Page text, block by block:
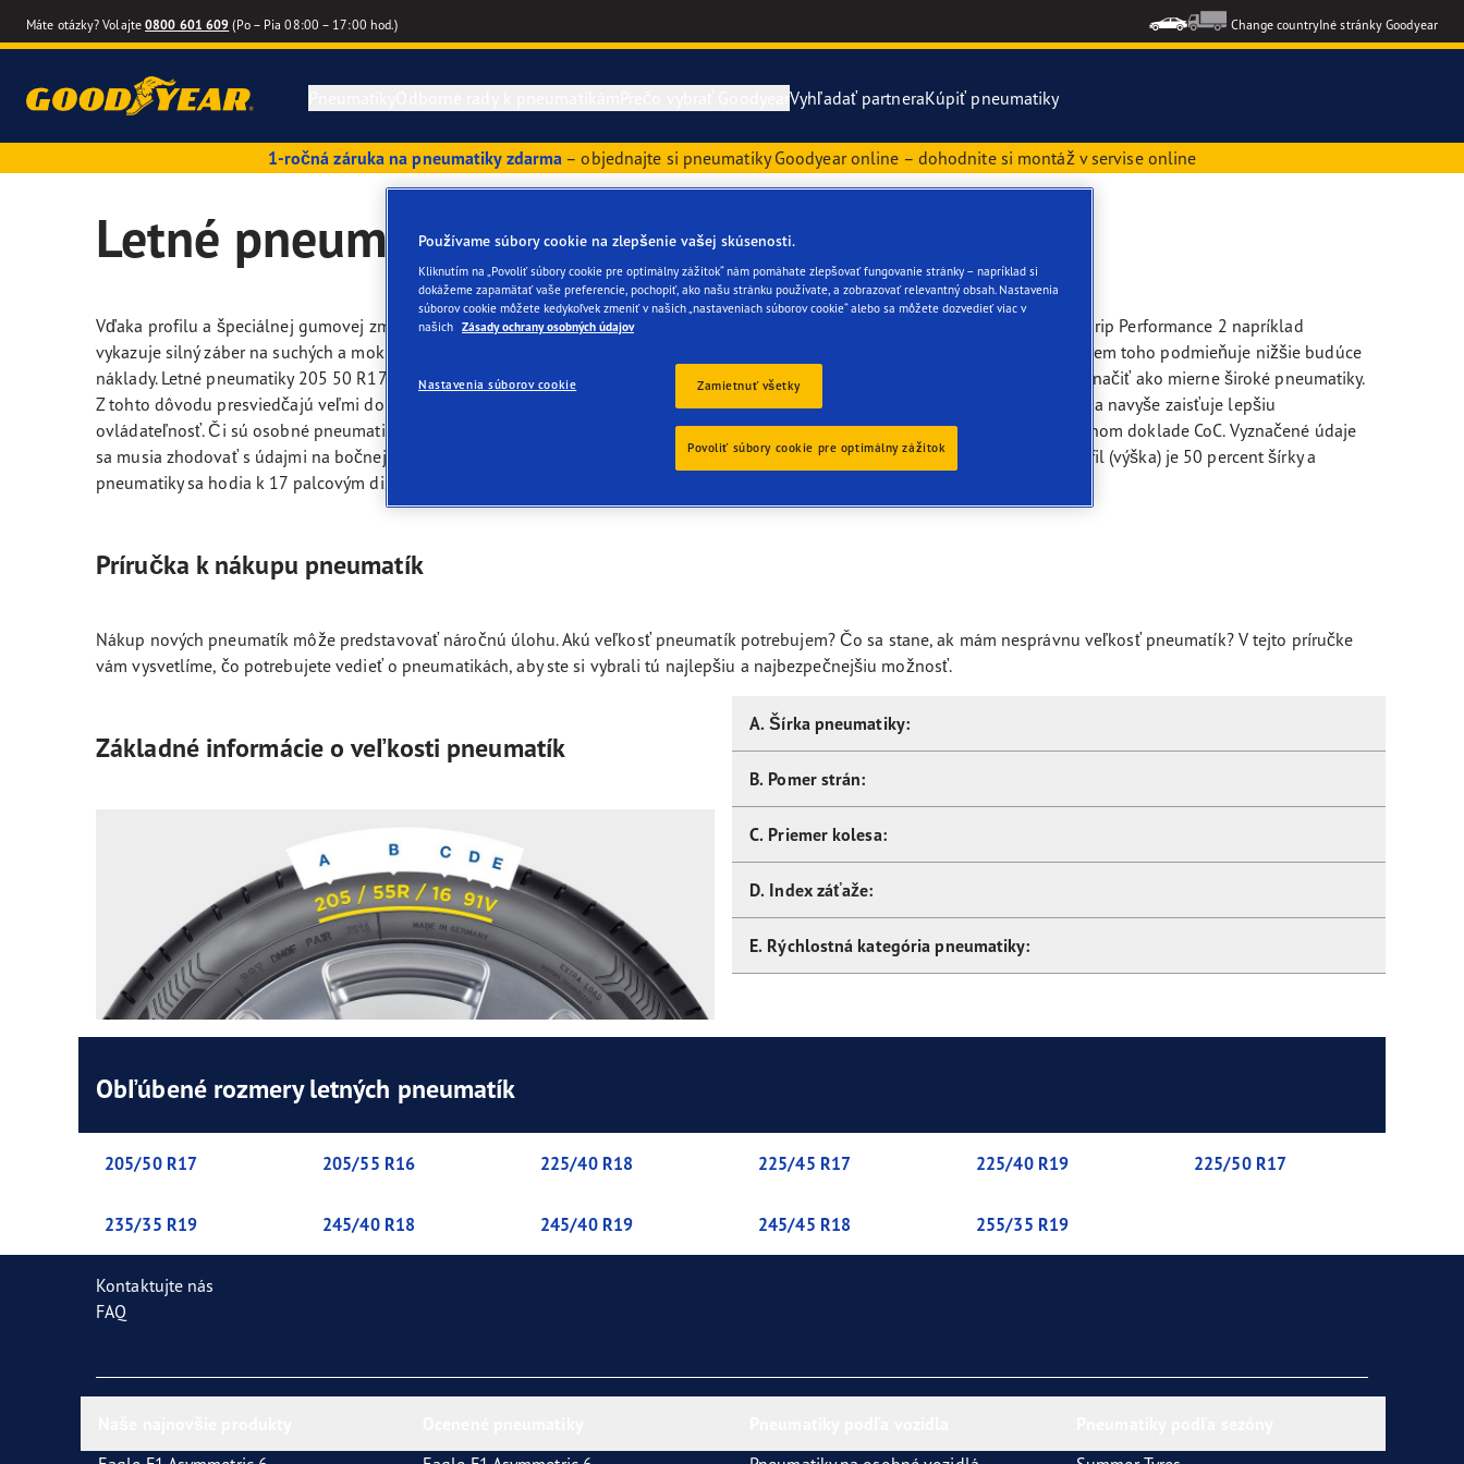
Máte otázky? Volajte0800 601 609 (Po – Pia 08:00 – 17:00 hod.) Change countryIné stránky Goodyear
Celoročné pneumatiky
Hľadať podľa veľkosti pneumatiky
Vyhľadávanie pneumatík podľa vozidla
Značenie pneumatík podľa noriem EÚ
Značenie na bočnici pneumatiky
Terminológie týkajúce sa pneumatík
Starostlivosť o vaše pneumatiky
Oprava a prezutie pneumatík
Informácie o náhradných pneumatikách
Prečo vybrať Goodyear
Technológie a inovácie
Technológia SoundComfort
Budúcnosť elektromobility
Výrobcovia vozidiel (OE)
Goodyear Blimp
Goodyear RACING
Eagle F1 SuperSport
Efficientgrip Performance 2
Eagle F1 Asymmetric 6
Zobraziť všetky pneumatiky
Vyhľadať partneraKúpiť pneumatiky
1-ročná záruka na pneumatiky zdarma – objednajte si pneumatiky Goodyear online – dohodnite si montáž v servise online
Letné pneumatiky 205 50 R17
Vďaka profilu a špeciálnej gumovej zmesi sú letné pneumatiky rozmeru 205 50 R17 ideálne pre teplé teploty v lete. Model EfficientGrip Performance 2 napríklad
vykazuje silný záber na suchých a mokrých vozovkách, čo vedie k veľmi krátkym brzdným dráham. Jeho vysoký kilometrový výkon okrem toho podmieňuje nižšie budúce
náklady. Letné pneumatiky 205 50 R17 sa hodia pre kompaktné vozidlá a vozidlá strednej triedy. Pneumatiky tejto veľkosti sa dajú označiť ako mierne široké pneumatiky.
Z tohto dôvodu presviedčajú veľmi dobrou priľnavosťou na vozovku, rovnako ako veľmi dobrými brzdnými vlastnosťami. Silná trakcia navyše zaisťuje lepšiu
ovládateľnosť. Či sú osobné pneumatiky vhodné pre vaše vozidlo, zistíte podľa informácií v dokumentácii k vozidlu alebo na takzvanom doklade CoC. Vyznačené údaje
sa musia zhodovať s údajmi na bočnej stene letnej pneumatiky 205 50 R17. Čísla prezrádzajú, že pneumatika je široká 205 mm, profil (výška) je 50 percent šírky a
pneumatiky sa hodia k 17 palcovým diskom.
Príručka k nákupu pneumatík
Nákup nových pneumatík môže predstavovať náročnú úlohu. Akú veľkosť pneumatík potrebujem? Čo sa stane, ak mám nesprávnu veľkosť pneumatík? V tejto príručke
vám vysvetlíme, čo potrebujete vedieť o pneumatikách, aby ste si vybrali tú najlepšiu a najbezpečnejšiu možnosť.
Základné informácie o veľkosti pneumatík
A. Šírka pneumatiky:
B. Pomer strán:
C. Priemer kolesa:
D. Index záťaže:
E. Rýchlostná kategória pneumatiky:
Obľúbené rozmery letných pneumatík
205/50 R17 205/55 R16 225/40 R18 225/45 R17 225/40 R19 225/50 R17
235/35 R19 245/40 R18 245/40 R19 245/45 R18 255/35 R19
Kontaktujte nás
FAQ
Používame súbory cookie na zlepšenie vašej skúsenosti.
Kliknutím na „Povoliť súbory cookie pre optimálny zážitok“ nám pomáhate zlepšovať fungovanie stránky – napríklad si
dokážeme zapamätať vaše preferencie, pochopiť, ako našu stránku používate, a zobrazovať relevantný obsah. Nastavenia
súborov cookie môžete kedykoľvek zmeniť v našich „nastaveniach súborov cookie“ alebo sa môžete dozvedieť viac v
našich Zásady ochrany osobných údajov
Nastavenia súborov cookie Zamietnuť všetky
Povoliť súbory cookie pre optimálny zážitok